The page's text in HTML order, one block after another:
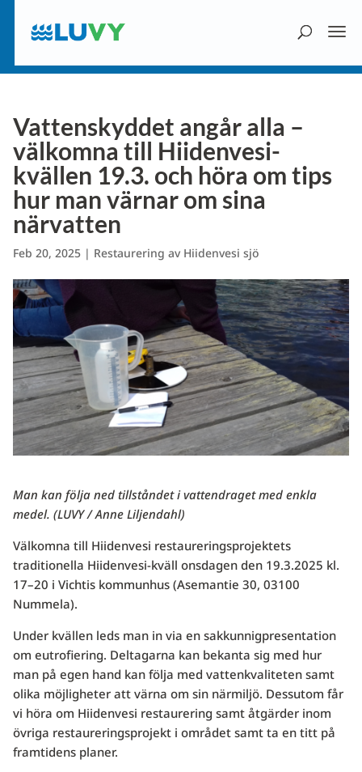
Vattenskyddet angår alla –
välkomna till Hiidenvesi-
kvällen 19.3. och höra om tips
hur man värnar om sina
närvatten
Feb 20, 2025| Restaurering av Hiidenvesi sjö
Man kan följa ned tillståndet i vattendraget med enkla
medel. (LUVY / Anne Liljendahl)
Välkomna till Hiidenvesi restaureringsprojektets
traditionella Hiidenvesi-kväll onsdagen den 19.3.2025 kl.
17–20 i Vichtis kommunhus (Asemantie 30, 03100
Nummela).
Under kvällen leds man in via en sakkunnigpresentation
om eutrofiering. Deltagarna kan bekanta sig med hur
man på egen hand kan följa med vattenkvaliteten samt
olika möjligheter att värna om sin närmiljö. Dessutom får
vi höra om Hiidenvesi restaurering samt åtgärder inom
övriga restaureringsprojekt i området samt ta en titt på
framtidens planer.